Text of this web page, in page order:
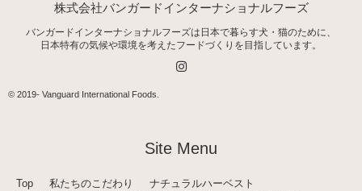
株式会社バンガードインターナショナルフーズ
バンガードインターナショナルフーズは日本で暮らす犬・猫のために、
日本特有の気候や環境を考えたフードづくりを目指しています。
I
n
a
m
© 2019- Vanguard International Foods
Site Menu
Top 私たちのこだわり
ナチュラルハーベスト